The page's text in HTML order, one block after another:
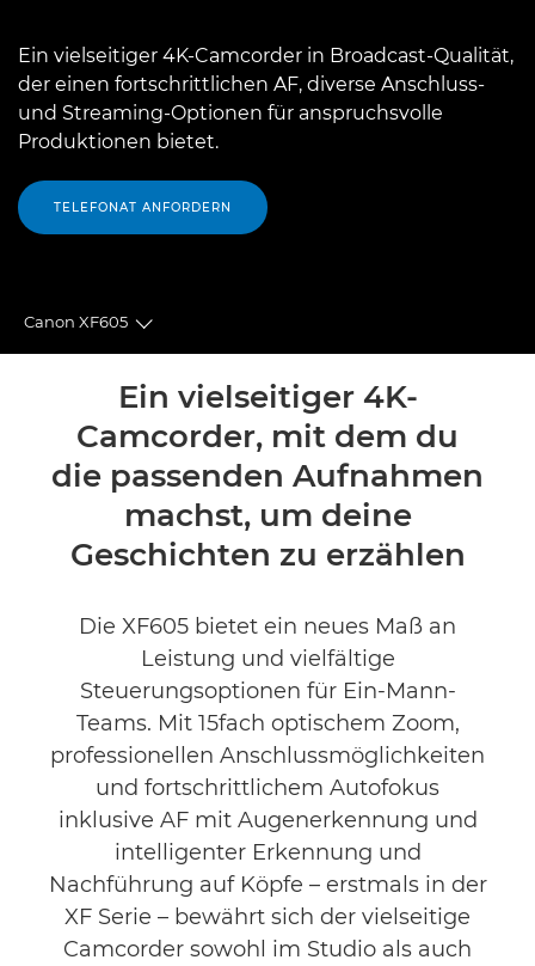
Ein vielseitiger 4K-Camcorder in Broadcast-Qualität,
der einen fortschrittlichen AF, diverse Anschluss-
und Streaming-Optionen für anspruchsvolle
Produktionen bietet.
TELEFONAT ANFORDERN
Canon XF605
Toggle breadcrumbs
Technische Daten
Support
Ein vielseitiger 4K-
Camcorder, mit dem du
die passenden Aufnahmen
machst, um deine
Geschichten zu erzählen
Die XF605 bietet ein neues Maß an
Leistung und vielfältige
Steuerungsoptionen für Ein-Mann-
Teams. Mit 15fach optischem Zoom,
professionellen Anschlussmöglichkeiten
und fortschrittlichem Autofokus
inklusive AF mit Augenerkennung und
intelligenter Erkennung und
Nachführung auf Köpfe – erstmals in der
XF Serie – bewährt sich der vielseitige
Camcorder sowohl im Studio als auch